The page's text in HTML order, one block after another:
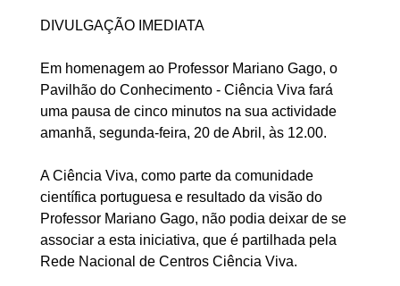
DIVULGAÇÃO IMEDIATA
Em homenagem ao Professor Mariano Gago, o
Pavilhão do Conhecimento - Ciência Viva fará
uma pausa de cinco minutos na sua actividade
amanhã, segunda-feira, 20 de Abril, às 12.00.
A Ciência Viva, como parte da comunidade
científica portuguesa e resultado da visão do
Professor Mariano Gago, não podia deixar de se
associar a esta iniciativa, que é partilhada pela
Rede Nacional de Centros Ciência Viva.